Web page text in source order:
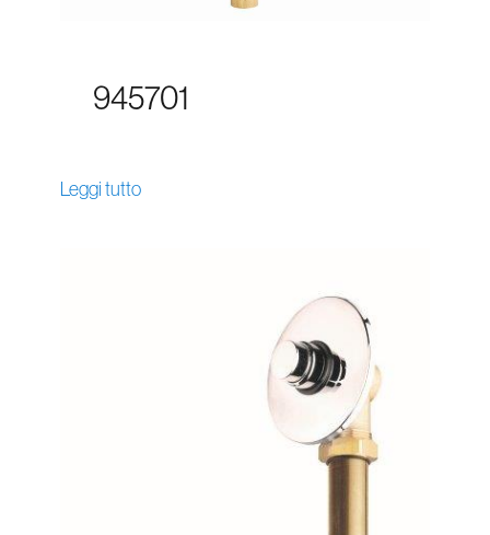
945701
Leggi tutto